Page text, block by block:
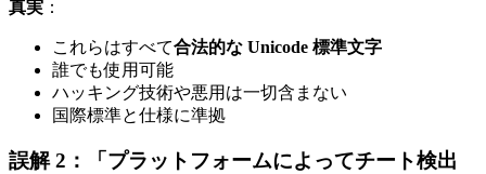
真実 ：
これらはすべて合法的な Unicode 標準文字
誰でも使用可能
ハッキング技術や悪用は一切含まない
国際標準と仕様に準拠
誤解 2：「プラットフォームによってチート検出